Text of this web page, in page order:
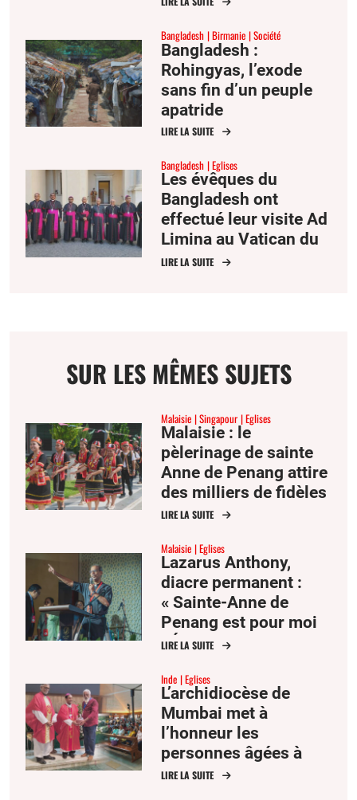
Bangladesh Birmanie Société
Bangladesh :
Rohingyas, l’exode
sans fin d’un peuple
apatride
LIRE LA SUITE
Bangladesh Eglises
Les évêques du
Bangladesh ont
effectué leur visite Ad
Limina au Vatican du
22 au 27 juin.
LIRE LA SUITE
SUR LES MÊMES SUJETS
Malaisie Singapour Eglises
Malaisie : le
pèlerinage de sainte
Anne de Penang attire
des milliers de fidèles
d’Asie du Sud-Est
LIRE LA SUITE
Malaisie Eglises
Lazarus Anthony,
diacre permanent :
« Sainte-Anne de
Penang est pour moi
l’Église comme mère
LIRE LA SUITE
Inde Eglises
L’archidiocèse de
Mumbai met à
l’honneur les
personnes âgées à
l’occasion de la fête
LIRE LA SUITE